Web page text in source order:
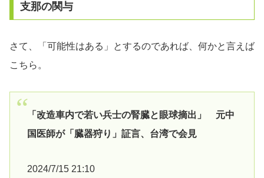
支那の関与
さて、「可能性はある」とするのであれば、何かと言えば
こちら。
「改造車内で若い兵士の腎臓と眼球摘出」 元中
国医師が「臓器狩り」証言、台湾で会見
2024/7/15 21:10